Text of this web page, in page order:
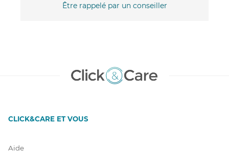
Être rappelé par un conseiller
CLICK&CARE ET VOUS
Aide